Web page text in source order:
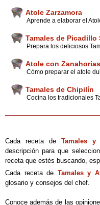
Atole Zarzamora
Tamales de Picadillo
Atole con
Tamales de Chipilín
Cada receta de Tamales y
descripción para que
receta que estés buscando,
Cada receta de Tamales y
glosario y consejos del chef.
Conoce además de las